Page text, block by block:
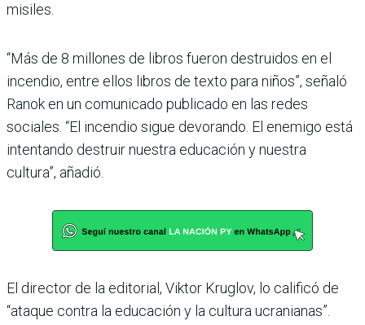
misiles.
“Más de 8 millones de libros fueron destruidos en el
incendio, entre ellos libros de texto para niños”, señaló
Ranok en un comunicado publicado en las redes
sociales. “El incendio sigue devorando. El enemigo está
intentando destruir nuestra educación y nuestra
cultura”, añadió.
El director de la editorial, Viktor Kruglov, lo calificó de
“ataque contra la educación y la cultura ucranianas”.